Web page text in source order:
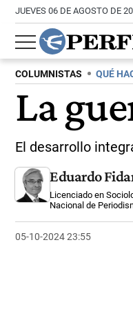
JUEVES 06 DE AGOSTO DE
COLUMNISTAS QUÉ
La
El desarrollo
Eduardo
Licenciado en
Nacional de
05-10-2024 23:55